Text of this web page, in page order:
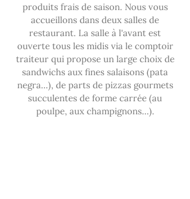
produits frais de saison. Nous vous
accueillons dans deux salles de
restaurant. La salle à l'avant est
ouverte tous les midis via le comptoir
traiteur qui propose un large choix de
sandwichs aux fines salaisons (pata
negra...), de parts de pizzas gourmets
succulentes de forme carrée (au
poulpe, aux champignons...).